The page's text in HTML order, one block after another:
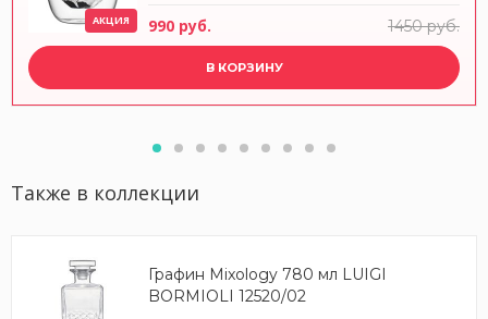
АКЦИЯ 990 руб. 1450 руб.
В КОРЗИНУ
Также в коллекции
Графин Mixology 780 мл LUIGI
BORMIOLI 12520/02